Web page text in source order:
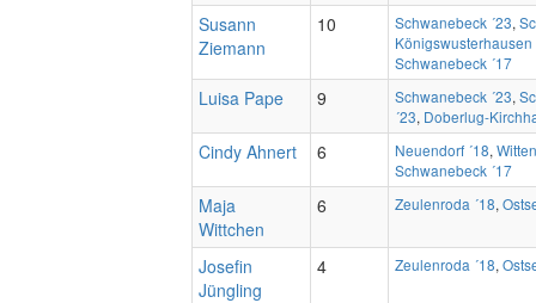
Susann
Ziemann
10 Schwanebeck ´23,
Königswusterhausen
Schwanebeck ´17
Luisa Pape 9 Schwanebeck ´23,
´23, Doberlug-
Cindy Ahnert 6 Neuendorf ´18,
Schwanebeck ´17
Maja
Wittchen
6 Zeulenroda ´18,
Josefin
Jüngling
4 Zeulenroda ´18,